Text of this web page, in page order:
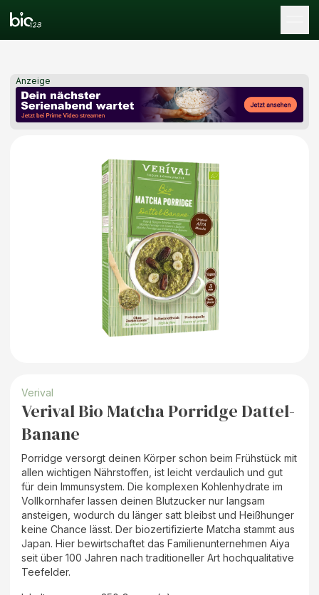
Anzeige
Verival
Verival Bio Matcha Porridge Dattel-
Banane
Porridge versorgt deinen Körper schon beim Frühstück mit
allen wichtigen Nährstoffen, ist leicht verdaulich und gut
für dein Immunsystem. Die komplexen Kohlenhydrate im
Vollkornhafer lassen deinen Blutzucker nur langsam
ansteigen, wodurch du länger satt bleibst und Heißhunger
keine Chance lässt. Der biozertifizierte Matcha stammt aus
Japan. Hier bewirtschaftet das Familienunternehmen Aiya
seit über 100 Jahren nach traditioneller Art hochqualitative
Teefelder.